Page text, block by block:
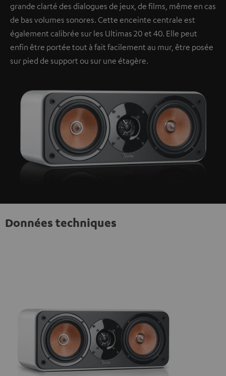
grande clarté des dialogues de jeux, de films, même en cas
de bas volumes sonores. Cette enceinte centrale est
également calibrée sur les Ultimas 20 et 40. Elle peut
enfin être portée tout à fait facilement au mur, être posée
sur pied de support ou sur une étagère.
Données techniques